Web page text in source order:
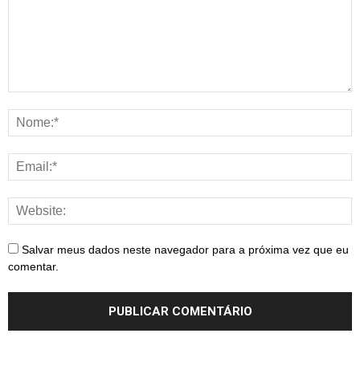
Salvar meus dados neste navegador para a próxima vez que eu
comentar.